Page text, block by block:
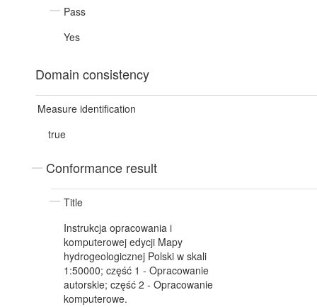
Pass
Yes
Domain consistency
Measure identification
true
Conformance result
Title
Instrukcja opracowania i
komputerowej edycji Mapy
hydrogeologicznej Polski w skali
1:50000; część 1 - Opracowanie
autorskie; część 2 - Opracowanie
komputerowe.